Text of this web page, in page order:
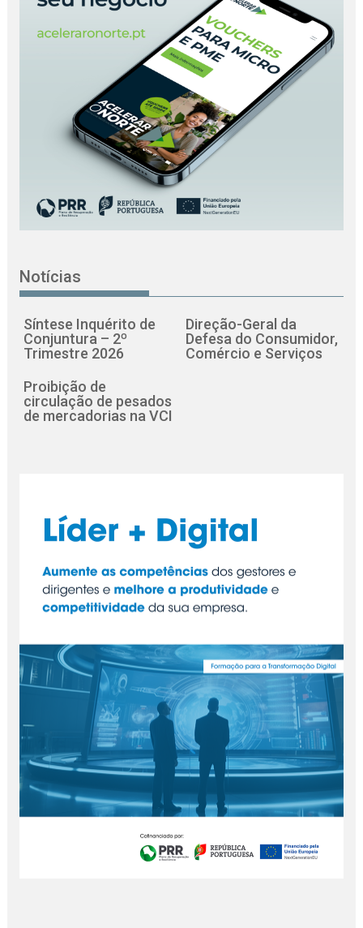
Notícias
Síntese Inquérito de
Conjuntura – 2º
Trimestre 2026
Direção-Geral da
Defesa do Consumidor,
Comércio e Serviços
Proibição de
circulação de pesados
de mercadorias na VCI